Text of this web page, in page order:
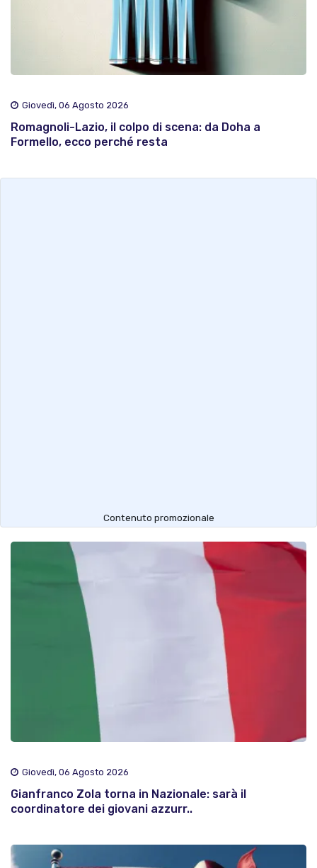
Giovedì, 06 Agosto 2026
Romagnoli-Lazio, il colpo di scena: da Doha a
Formello, ecco perché resta
Contenuto promozionale
Giovedì, 06 Agosto 2026
Gianfranco Zola torna in Nazionale: sarà il
coordinatore dei giovani azzurr..